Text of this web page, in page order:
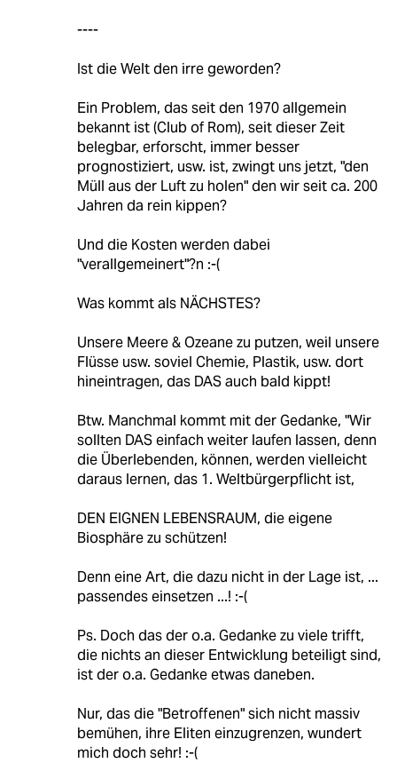
----
Ist die Welt den irre geworden?
Ein Problem, das seit den 1970 allgemein
bekannt ist (Club of Rom), seit dieser Zeit
belegbar, erforscht, immer besser
prognostiziert, usw. ist, zwingt uns jetzt, "den
Müll aus der Luft zu holen" den wir seit ca. 200
Jahren da rein kippen?
Und die Kosten werden dabei
"verallgemeinert"?n :-(
Was kommt als NÄCHSTES?
Unsere Meere & Ozeane zu putzen, weil unsere
Flüsse usw. soviel Chemie, Plastik, usw. dort
hineintragen, das DAS auch bald kippt!
Btw. Manchmal kommt mit der Gedanke, "Wir
sollten DAS einfach weiter laufen lassen, denn
die Überlebenden, können, werden vielleicht
daraus lernen, das 1. Weltbürgerpflicht ist,
DEN EIGNEN LEBENSRAUM, die eigene
Biosphäre zu schützen!
Denn eine Art, die dazu nicht in der Lage ist, ...
passendes einsetzen ...! :-(
Ps. Doch das der o.a. Gedanke zu viele trifft,
die nichts an dieser Entwicklung beteiligt sind,
ist der o.a. Gedanke etwas daneben.
Nur, das die "Betroffenen" sich nicht massiv
bemühen, ihre Eliten einzugrenzen, wundert
mich doch sehr! :-(